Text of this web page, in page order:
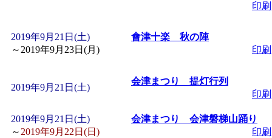
印刷
2019年9月21日(土)
～ 2019年9月23日(月)
會津十楽 秋の陣
印刷
2019年9月21日(土)
会津まつり 提灯行列
印刷
2019年9月21日(土)
～ 2019年9月22日(日)
会津まつり 会津磐梯山踊り
印刷